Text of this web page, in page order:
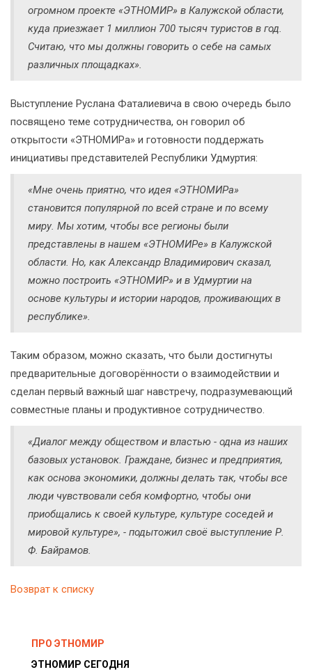
огромном проекте «ЭТНОМИР» в Калужской области,
куда приезжает 1 миллион 700 тысяч туристов в год.
Считаю, что мы должны говорить о себе на самых
различных площадках».
Выступление Руслана Фаталиевича в свою очередь было
посвящено теме сотрудничества, он говорил об
открытости «ЭТНОМИРа» и готовности поддержать
инициативы представителей Республики Удмуртия:
«Мне очень приятно, что идея «ЭТНОМИРа»
становится популярной по всей стране и по всему
миру. Мы хотим, чтобы все регионы были
представлены в нашем «ЭТНОМИРе» в Калужской
области. Но, как Александр Владимирович сказал,
можно построить «ЭТНОМИР» и в Удмуртии на
основе культуры и истории народов, проживающих в
республике».
Таким образом, можно сказать, что были достигнуты
предварительные договорённости о взаимодействии и
сделан первый важный шаг навстречу, подразумевающий
совместные планы и продуктивное сотрудничество.
«Диалог между обществом и властью - одна из наших
базовых установок. Граждане, бизнес и предприятия,
как основа экономики, должны делать так, чтобы все
люди чувствовали себя комфортно, чтобы они
приобщались к своей культуре, культуре соседей и
мировой культуре», - подытожил своё выступление Р.
Ф. Байрамов.
Возврат к списку
ПРО ЭТНОМИР
ЭТНОМИР СЕГОДНЯ